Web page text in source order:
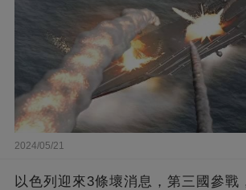
2024/05/21
以色列迎來3條壞消息，第三國參戰